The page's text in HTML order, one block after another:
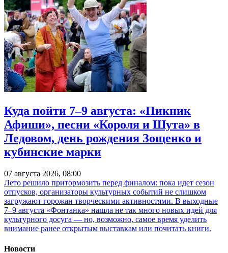
Куда пойти 7–9 августа: «Пикник
Афиши», песни «Короля и Шута» в
Ледовом, день рождения Зощенко и
кубинские марки
07 августа 2026, 08:00
Лето решило притормозить перед финалом: пока идет сезон
отпусков, организаторы культурных событий не слишком
загружают горожан творческими активностями. В выходные
7–9 августа «Фонтанка» нашла не так много новых идей для
культурного досуга — но, возможно, самое время уделить
внимание ранее открытым выставкам или почитать книги.
Новости